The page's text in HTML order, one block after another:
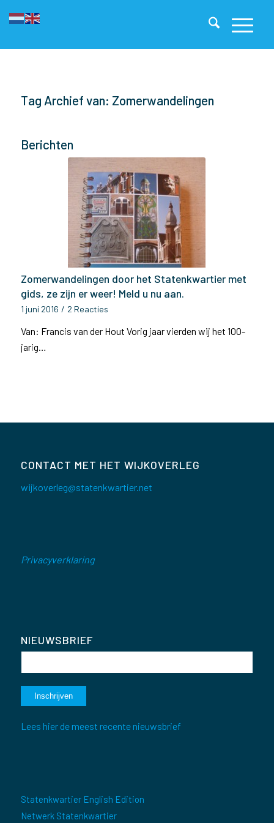
Tag Archief van: Zomerwandelingen
Berichten
Zomerwandelingen door het Statenkwartier met
gids, ze zijn er weer! Meld u nu aan.
1 juni 2016 / 2 Reacties
Van: Francis van der Hout Vorig jaar vierden wij het 100-
jarig…
CONTACT MET HET WIJKOVERLEG
wijkoverleg@statenkwartier.net
Privacyverklaring
NIEUWSBRIEF
Lees hier de meest recente nieuwsbrief
Statenkwartier English Edition
Netwerk Statenkwartier